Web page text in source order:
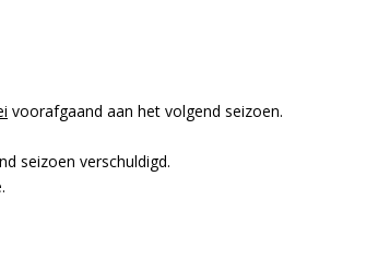
voorafgaand aan het volgend seizoen.
seizoen verschuldigd.